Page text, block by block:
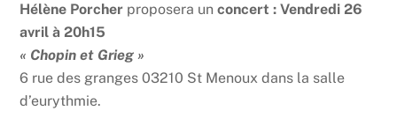
Hélène Porcher proposera unconcert :Vendredi 26
avril à 20h15
« Chopin et Grieg »
6 rue des granges 03210 St Menoux dans la salle
d’eurythmie.